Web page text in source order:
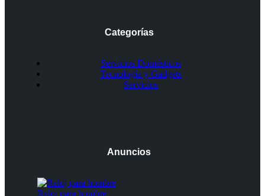
Categorías
Servicios Domésticos
Tecnología y Gadgets
Servicios
Anuncios
Reloj para hombre